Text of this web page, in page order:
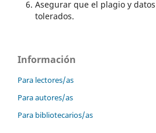
Asegurar que el plagio y
tolerados.
Información
Para lectores/as
Para autores/as
Para bibliotecarios/as